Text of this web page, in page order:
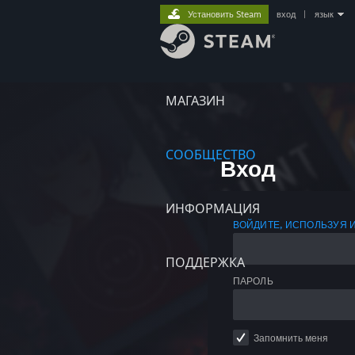
МАГАЗИН
СООБЩЕСТВО
ИНФОРМАЦИЯ
ПОДДЕРЖКА
Установить Steam вход язык
Вход
ВОЙДИТЕ, ИСПОЛЬЗУЯ
ПАРОЛЬ
Запомнить меня